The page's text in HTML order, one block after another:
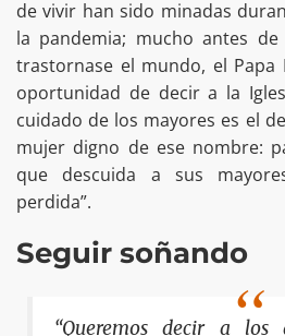
de vivir han sido minadas
la pandemia; mucho antes
trastornase el mundo, el Papa
oportunidad de decir a la
cuidado de los mayores es el
mujer digno de ese nombre:
que descuida a sus
perdida”.
Seguir soñando
“Queremos decir a